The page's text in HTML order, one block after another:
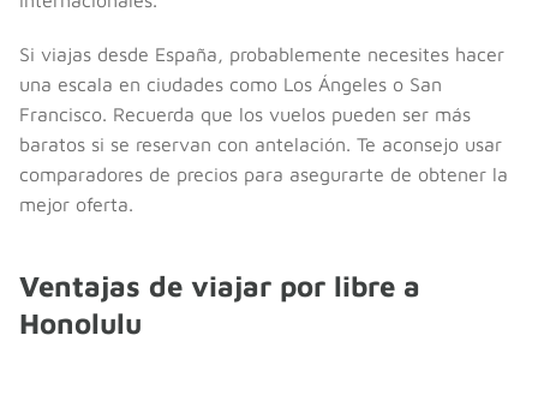
Si viajas desde España, probablemente necesites hacer
una escala en ciudades como Los Ángeles o San
Francisco. Recuerda que los vuelos pueden ser más
baratos si se reservan con antelación. Te aconsejo usar
comparadores de precios para asegurarte de obtener la
mejor oferta.
Ventajas de viajar por libre a
Honolulu